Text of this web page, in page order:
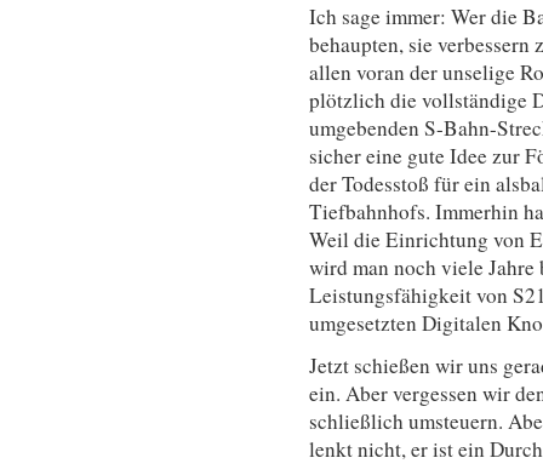
Ich sage immer: Wer die
behaupten, sie verbessern
allen voran der unselige
plötzlich die vollständige
umgebenden S-Bahn-
sicher eine gute Idee zur
der Todesstoß für ein
Tiefbahnhofs. Immerhin
Weil die Einrichtung von
wird man noch viele Jahre
Leistungsfähigkeit von
umgesetzten Digitalen
Jetzt schießen wir uns
ein. Aber vergessen wir
schließlich umsteuern.
lenkt nicht, er ist ein